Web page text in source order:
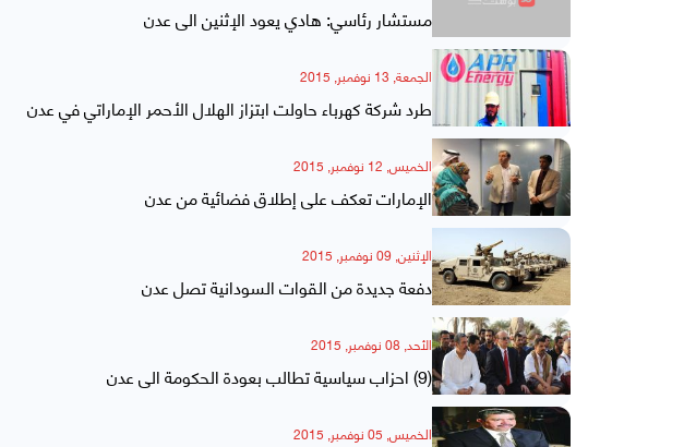
مستشار رئاسي: هادي يعود الإثنين الى عدن
الجمعة, 13 نوفمبر, 2015
طرد شركة كهرباء حاولت ابتزاز الهلال الأحمر الإماراتي في عدن
الخميس, 12 نوفمبر, 2015
الإمارات تعكف على إطلاق فضائية من عدن
الإثنين, 09 نوفمبر, 2015
دفعة جديدة من القوات السودانية تصل عدن
الأحد, 08 نوفمبر, 2015
(9) احزاب سياسية تطالب بعودة الحكومة الى عدن
الخميس, 05 نوفمبر, 2015